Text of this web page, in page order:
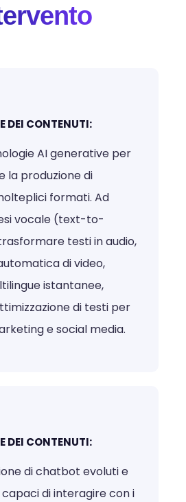
DEI CONTENUTI:
AI generative per
la produzione di
formati. Ad
vocale (text-to-
testi in audio,
di video,
istantanee,
di testi per
e social media.
DEI CONTENUTI:
di chatbot evoluti e
di interagire con i